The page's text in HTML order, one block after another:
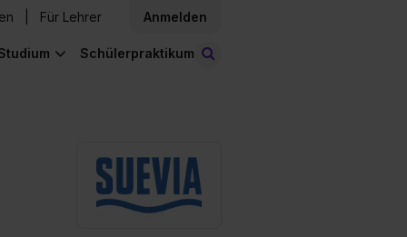
Für Lehrer Anmelden
Schülerpraktikum